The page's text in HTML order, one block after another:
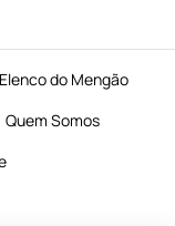
Elenco do Mengão
Quem Somos